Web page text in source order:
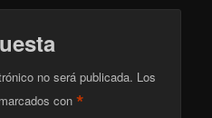
no será publicada. Los
con*